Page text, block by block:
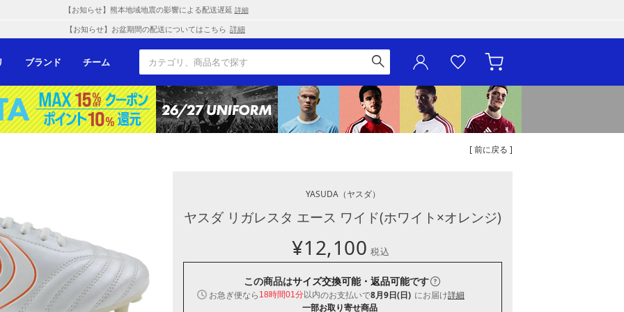
【お知らせ】熊本地域地震の影響による配送遅延 詳細
【お知らせ】お盆期間の配送についてはこちら 詳細
ブランド チーム
[ 前に戻る ]
YASUDA（ヤスダ）
ヤスダ リガレスタ エース ワイド(ホワイト×オレンジ)
¥12,100 税込
この商品はサイズ交換可能・返品可能です
お急ぎ便なら 18時間01分以内のお支払いで8月9日(日) にお届け詳細
一部お取り寄せ商品